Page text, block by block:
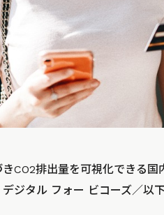
CO2排出量を可視化できる国
ジタル フォー ビコーズ／以